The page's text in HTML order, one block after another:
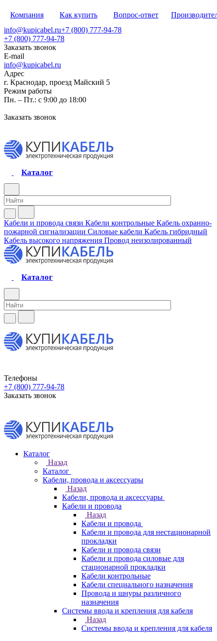
Компания Как купить Вопрос-ответ
info@kupicabel.ru+7 (800) 777-94-78
+7 (800) 777-94-78
Заказать звонок
E-mail
info@kupicabel.ru
Адрес
г. Краснодар, проезд Майский 5
Режим работы
Пн. – Пт.: с 9:00 до 18:00
Заказать звонок
Каталог
Кабели и провода связи Кабели контрольные Кабель охранно-
пожарной сигнализации Силовые кабели Кабель гибридный
Кабель высокого напряжения Провод неизолированный
Каталог
Телефоны
+7 (800) 777-94-78
Заказать звонок
Каталог
Назад
Каталог
Кабели, провода и аксессуары
Назад
Кабели, провода и аксессуары
Кабели и провода
Назад
Кабели и провода
Кабели и провода для нестационарной
прокладки
Кабели и провода связи
Кабели и провода силовые для
стационарной прокладки
Кабели контрольные
Кабели специального назначения
Провода и шнуры различного
назначения
Системы ввода и крепления для кабеля
Назад
Системы ввода и крепления для кабеля